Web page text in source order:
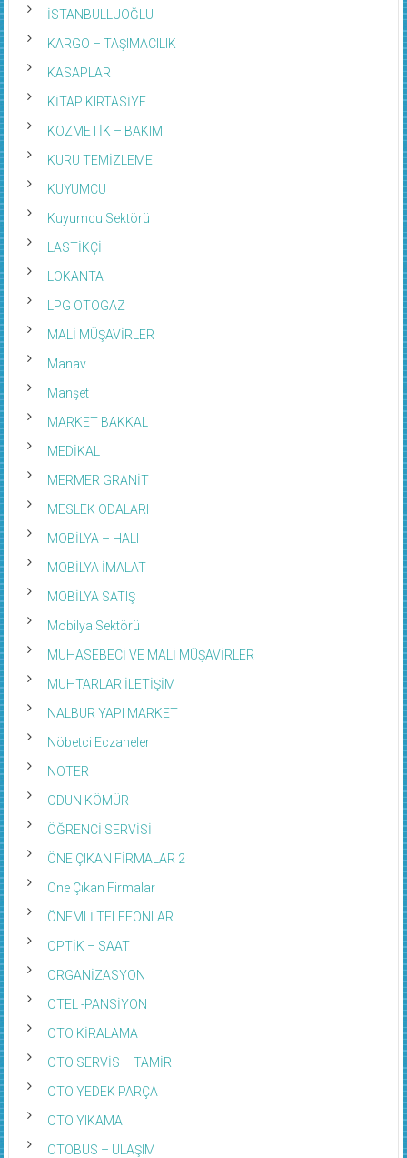
İSTANBULLUOĞLU
KARGO – TAŞIMACILIK
KASAPLAR
KİTAP KIRTASİYE
KOZMETİK – BAKIM
KURU TEMİZLEME
KUYUMCU
Kuyumcu Sektörü
LASTİKÇİ
LOKANTA
LPG OTOGAZ
MALİ MÜŞAVİRLER
Manav
Manşet
MARKET BAKKAL
MEDİKAL
MERMER GRANİT
MESLEK ODALARI
MOBİLYA – HALI
MOBİLYA İMALAT
MOBİLYA SATIŞ
Mobilya Sektörü
MUHASEBECİ VE MALİ MÜŞAVİRLER
MUHTARLAR İLETİŞİM
NALBUR YAPI MARKET
Nöbetci Eczaneler
NOTER
ODUN KÖMÜR
ÖĞRENCİ SERVİSİ
ÖNE ÇIKAN FİRMALAR 2
Öne Çıkan Firmalar
ÖNEMLİ TELEFONLAR
OPTİK – SAAT
ORGANİZASYON
OTEL -PANSİYON
OTO KİRALAMA
OTO SERVİS – TAMİR
OTO YEDEK PARÇA
OTO YIKAMA
OTOBÜS – ULAŞIM